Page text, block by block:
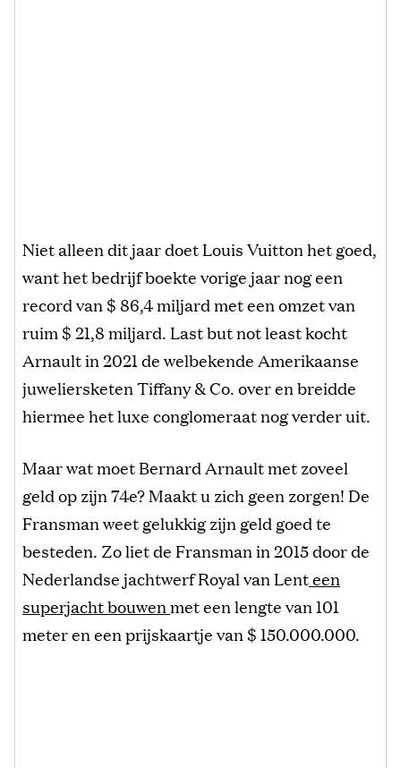
Niet alleen dit jaar doet Louis Vuitton het goed,
want het bedrijf boekte vorige jaar nog een
record van $ 86,4 miljard met een omzet van
ruim $ 21,8 miljard. Last but not least kocht
Arnault in 2021 de welbekende Amerikaanse
juweliersketen Tiffany & Co. over en breidde
hiermee het luxe conglomeraat nog verder uit.
Maar wat moet Bernard Arnault met zoveel
geld op zijn 74e? Maakt u zich geen zorgen! De
Fransman weet gelukkig zijn geld goed te
besteden. Zo liet de Fransman in 2015 door de
Nederlandse jachtwerf Royal van Lenteen
superjacht bouwenmet een lengte van 101
meter en een prijskaartje van $ 150.000.000.